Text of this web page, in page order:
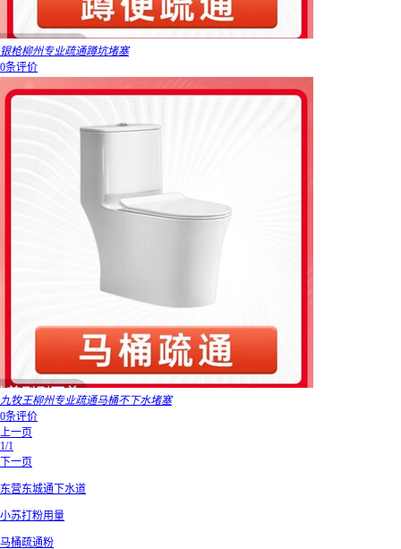
银枪柳州专业疏通蹲坑堵塞
0条评价
九牧王柳州专业疏通马桶不下水堵塞
0条评价
上一页
1/1
下一页
东营东城通下水道
小苏打粉用量
马桶疏通粉